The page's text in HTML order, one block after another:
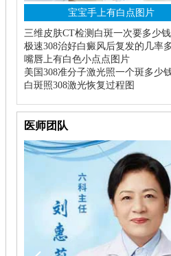
宝宝手上有白点图片
三维皮肤CT检测白斑一次要多少钱
极速308治好白癜风后复发的几率
嘴唇上有白色小点点图片
美国308准分子激光照一个斑多少
白斑照308激光恢复过程图
医师团队